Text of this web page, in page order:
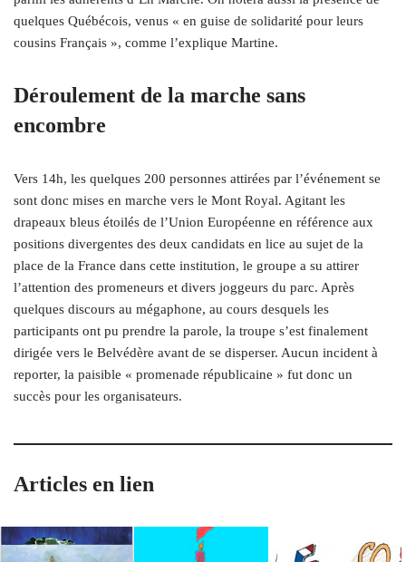
quelques Québécois, venus « en guise de solidarité pour leurs
cousins Français », comme l’explique Martine.
Déroulement de la marche sans
encombre
Vers 14h, les quelques 200 personnes attirées par l’événement se
sont donc mises en marche vers le Mont Royal. Agitant les
drapeaux bleus étoilés de l’Union Européenne en référence aux
positions divergentes des deux candidats en lice au sujet de la
place de la France dans cette institution, le groupe a su attirer
l’attention des promeneurs et divers joggeurs du parc. Après
quelques discours au mégaphone, au cours desquels les
participants ont pu prendre la parole, la troupe s’est finalement
dirigée vers le Belvédère avant de se disperser. Aucun incident à
reporter, la paisible « promenade républicaine » fut donc un
succès pour les organisateurs.
Articles en lien